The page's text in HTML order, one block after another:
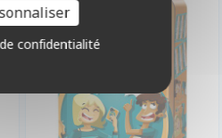
confidentialité